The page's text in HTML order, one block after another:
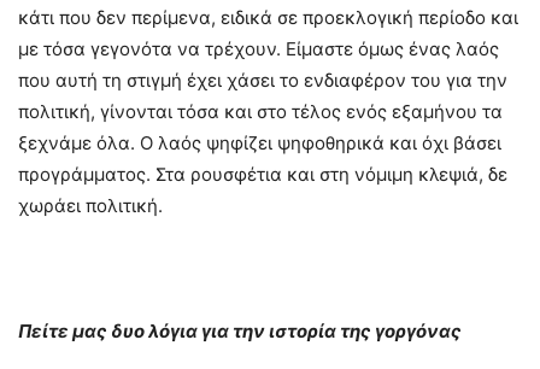
κάτι που δεν περίμενα, ειδικά σε προεκλογική περίοδο και
με τόσα γεγονότα να τρέχουν. Είμαστε όμως ένας λαός
που αυτή τη στιγμή έχει χάσει το ενδιαφέρον του για την
πολιτική, γίνονται τόσα και στο τέλος ενός εξαμήνου τα
ξεχνάμε όλα. Ο λαός ψηφίζει ψηφοθηρικά και όχι βάσει
προγράμματος. Στα ρουσφέτια και στη νόμιμη κλεψιά, δε
χωράει πολιτική.
Πείτε μας δυο λόγια για την ιστορία της γοργόνας